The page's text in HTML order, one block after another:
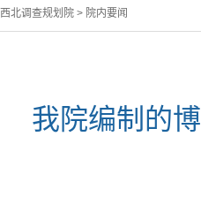
西北调查规划院 > 院内要闻
我院编制的